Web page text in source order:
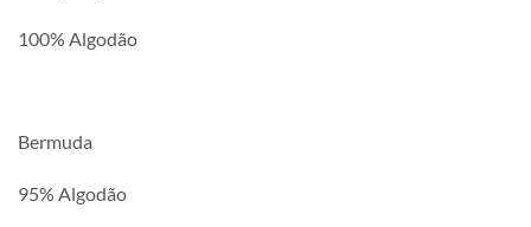
100% Algodão
Bermuda
95% Algodão